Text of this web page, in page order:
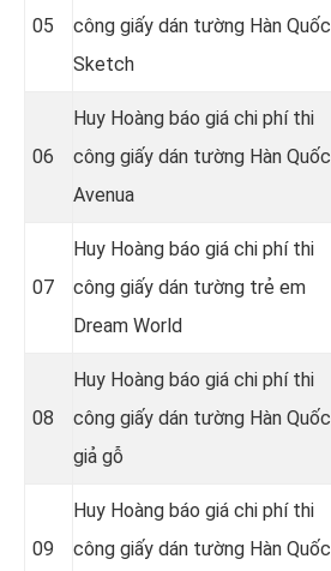
05
công giấy dán tường Hàn Quốc
Sketch
06
Huy Hoàng báo giá chi phí thi
công giấy dán tường Hàn Quốc
Avenua
07
Huy Hoàng báo giá chi phí thi
công giấy dán tường trẻ em
Dream World
08
Huy Hoàng báo giá chi phí thi
công giấy dán tường Hàn Quốc
giả gỗ
09
Huy Hoàng báo giá chi phí thi
công giấy dán tường Hàn Quốc